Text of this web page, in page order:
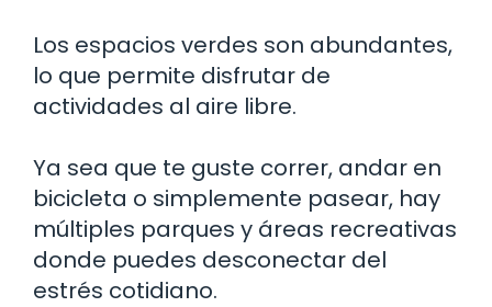
Los espacios verdes son abundantes,
lo que permite disfrutar de
actividades al aire libre.
Ya sea que te guste correr, andar en
bicicleta o simplemente pasear, hay
múltiples parques y áreas recreativas
donde puedes desconectar del
estrés cotidiano.